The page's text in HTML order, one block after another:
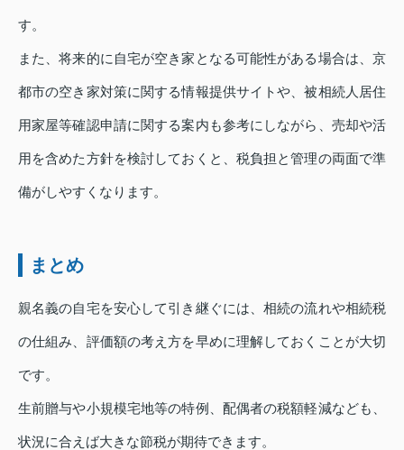
す。
また、将来的に自宅が空き家となる可能性がある場合は、京
都市の空き家対策に関する情報提供サイトや、被相続人居住
用家屋等確認申請に関する案内も参考にしながら、売却や活
用を含めた方針を検討しておくと、税負担と管理の両面で準
備がしやすくなります。
まとめ
親名義の自宅を安心して引き継ぐには、相続の流れや相続税
の仕組み、評価額の考え方を早めに理解しておくことが大切
です。
生前贈与や小規模宅地等の特例、配偶者の税額軽減なども、
状況に合えば大きな節税が期待できます。